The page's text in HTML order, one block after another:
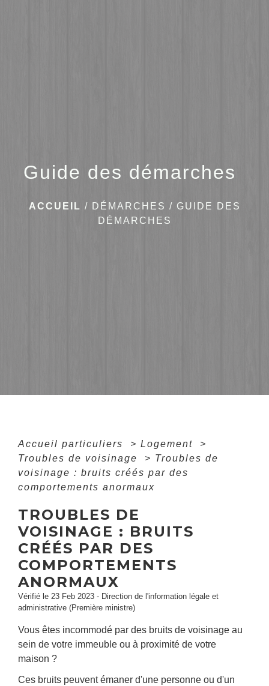
Guide des démarches
ACCUEIL / DÉMARCHES / GUIDE DES
DÉMARCHES
Accueil particuliers > Logement
>
Troubles de voisinage
> Troubles de
voisinage : bruits créés par des
comportements anormaux
TROUBLES DE
VOISINAGE : BRUITS
CRÉÉS PAR DES
COMPORTEMENTS
ANORMAUX
Vérifié le 23 Feb 2023 - Direction de l'information légale et
administrative (Première ministre)
Vous êtes incommodé par des bruits de voisinage au
sein de votre immeuble ou à proximité de votre
maison ?
Ces bruits peuvent émaner d'une personne ou d'un